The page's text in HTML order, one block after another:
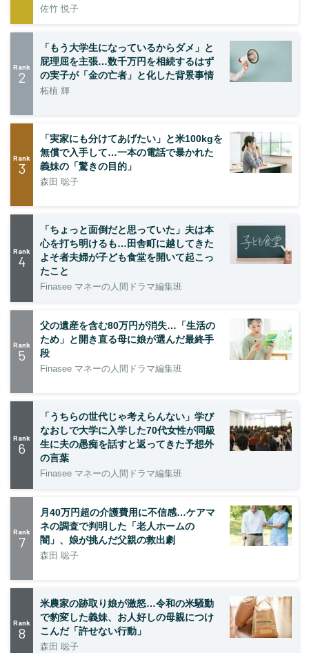
佐竹 悦子
Rank
2
「もう大学生になっているからダメ」と
屁理屈を主張…数千万円を相続するはず
の実子が「金の亡者」と化した背景事情
柘植 輝
Rank
3
「実家にも分けてあげたい」と米100kgを
無償で入手して…一本の電話で暴かれた
義妹の「驚きの目的」
森田 聡子
Rank
4
「ちょっと面倒だと思っていた」夫は本
心を打ち明けるも…田舎町に越してきた
よそ者夫婦が子ども食堂を開いて起こっ
たこと
Finasee マネーの人間ドラマ編集班
Rank
5
父の遺産を含む80万円が消失…「生活の
ため」と開き直る母に娘が選んだ最終手
段
Finasee マネーの人間ドラマ編集班
Rank
6
「うちらの世代じゃ考えらんない」学び
なおしで大学に入学した70代女性が同級
生に夫の愚痴を話すと返ってきた予想外
の言葉
Finasee マネーの人間ドラマ編集班
Rank
7
月40万円超の介護費用に不信感…ケアマ
ネの調査で判明した「老人ホームの
闇」、娘が挑んだ父親の救出劇
森田 聡子
Rank
8
米農家の跡取り娘が激怒…令和の米騒動
で豹変した義妹、お人好しの母親につけ
こんだ「許せない行動」
森田 聡子